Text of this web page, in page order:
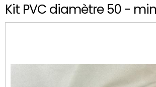
Kit PVC diamètre 50 -